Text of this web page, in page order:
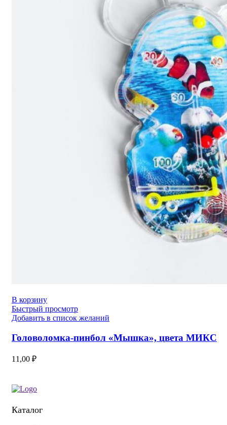
В корзину
Быстрый просмотр
Добавить в список желаний
Головоломка-пинбол «Мышка», цвета МИКС
11,00 ₽
Каталог